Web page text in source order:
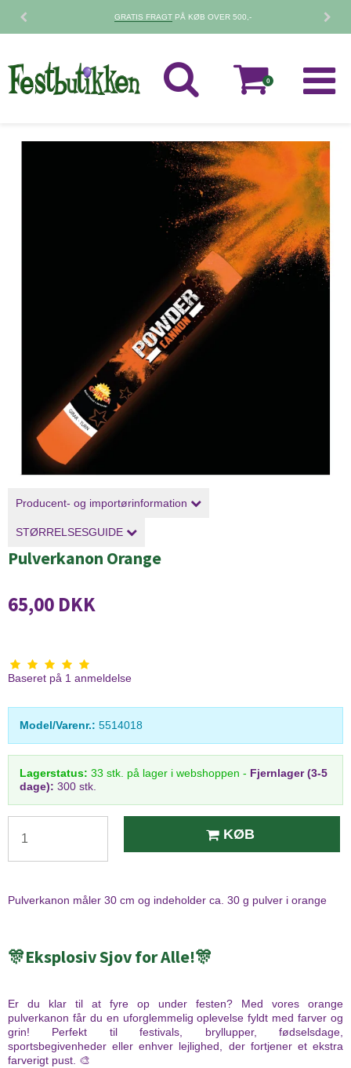
GRATIS FRAGTPÅ KØB OVER 500,-
0
Producent- og importørinformation
STØRRELSESGUIDE
Pulverkanon Orange
65,00 DKK
Baseret på 1 anmeldelse
Model/Varenr.: 5514018
Lagerstatus: 33 stk. på lager i webshoppen - Fjernlager (3-5
dage): 300 stk.
KØB
Pulverkanon måler 30 cm og indeholder ca. 30 g pulver i orange
🎊Eksplosiv Sjov for Alle!🎊
Er du klar til at fyre op under festen? Med vores orange
pulverkanon får du en uforglemmelig oplevelse fyldt med farver og
grin! Perfekt til festivals, bryllupper, fødselsdage,
sportsbegivenheder eller enhver lejlighed, der fortjener et ekstra
farverigt pust. 🎨